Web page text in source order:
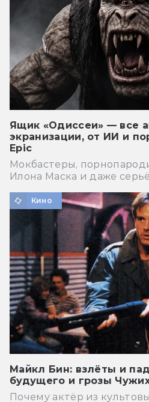
Ящик «Одиссеи» — все
экранизации, от ИИ и
Epic
Мокбастеры,
Илона Маска и даже
Кино
Майкл Бин: взлёты и
будущего и грозы
Почему актёр из